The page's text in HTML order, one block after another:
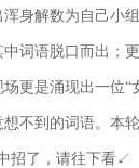
身解数为自己小
词语脱口而出；
更是涌现出一位“
不到的词语。本
招了，请往下看↙